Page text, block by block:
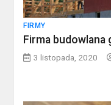
FIRMY
Firma budowlana
3 listopada, 2020